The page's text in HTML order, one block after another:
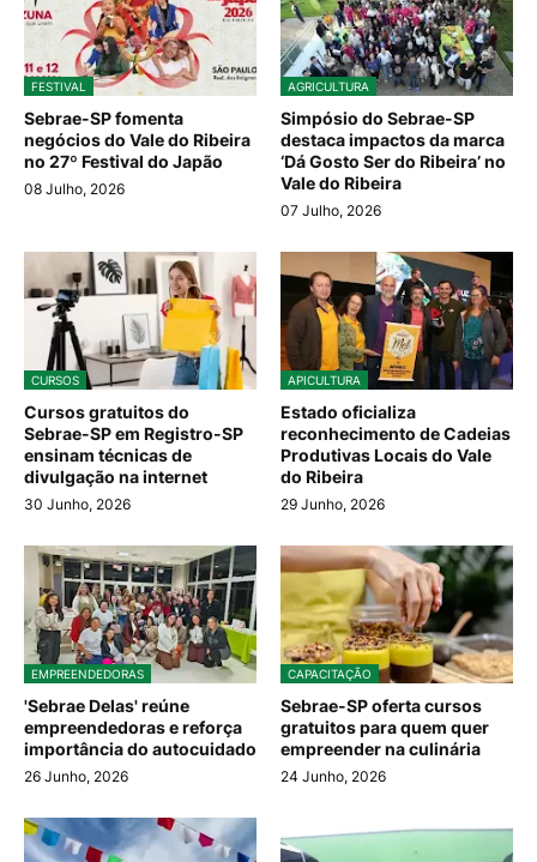
FESTIVAL
Sebrae-SP fomenta
negócios do Vale do Ribeira
no 27º Festival do Japão
08 Julho, 2026
AGRICULTURA
Simpósio do Sebrae-SP
destaca impactos da marca
‘Dá Gosto Ser do Ribeira’ no
Vale do Ribeira
07 Julho, 2026
CURSOS
Cursos gratuitos do
Sebrae-SP em Registro-SP
ensinam técnicas de
divulgação na internet
30 Junho, 2026
APICULTURA
Estado oficializa
reconhecimento de Cadeias
Produtivas Locais do Vale
do Ribeira
29 Junho, 2026
EMPREENDEDORAS
'Sebrae Delas' reúne
empreendedoras e reforça
importância do autocuidado
26 Junho, 2026
CAPACITAÇÃO
Sebrae-SP oferta cursos
gratuitos para quem quer
empreender na culinária
24 Junho, 2026